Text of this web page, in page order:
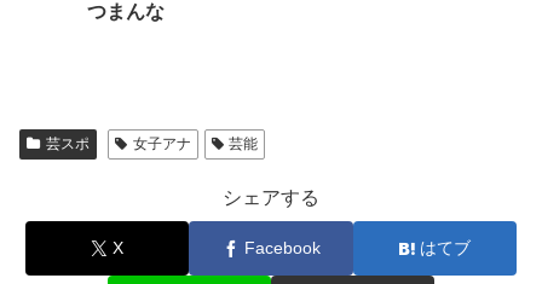
つまんな
芸スポ 女子アナ 芸能
シェアする
X Facebook はてブ